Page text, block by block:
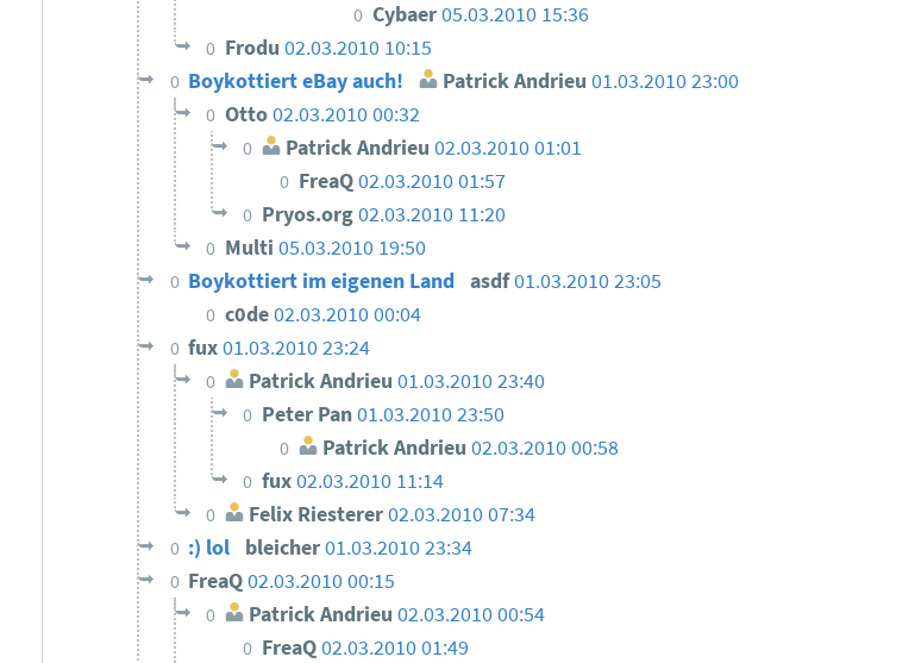
0 Cybaer05.03.2010 15:36
0 Frodu02.03.2010 10:15
0 Boykottiert eBay auch! Patrick Andrieu 01.03.2010 23:00
0 Otto02.03.2010 00:32
0 Patrick Andrieu 02.03.2010 01:01
0 FreaQ02.03.2010 01:57
0 Pryos.org02.03.2010 11:20
0 Multi05.03.2010 19:50
0 Boykottiert im eigenen Land asdf01.03.2010 23:05
0 c0de02.03.2010 00:04
0 fux01.03.2010 23:24
0 Patrick Andrieu 01.03.2010 23:40
0 Peter Pan01.03.2010 23:50
0 Patrick Andrieu 02.03.2010 00:58
0 fux02.03.2010 11:14
0 Felix Riesterer02.03.2010 07:34
0 :) lol bleicher01.03.2010 23:34
0 FreaQ02.03.2010 00:15
0 Patrick Andrieu 02.03.2010 00:54
0 FreaQ02.03.2010 01:49